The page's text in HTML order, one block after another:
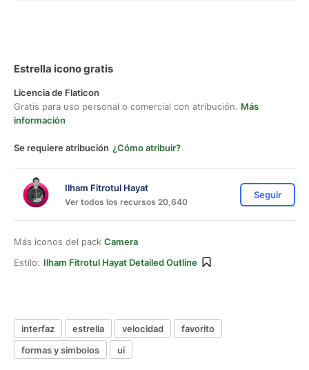
Estrella icono gratis
Licencia de Flaticon
Gratis para uso personal o comercial con atribución. Más
información
Se requiere atribución ¿Cómo atribuir?
Ilham Fitrotul Hayat
Ver todos los recursos 20,640
Seguir
Más iconos del pack Camera
Estilo: Ilham Fitrotul Hayat Detailed Outline
interfaz estrella velocidad
favorito
formas y simbolos
ui